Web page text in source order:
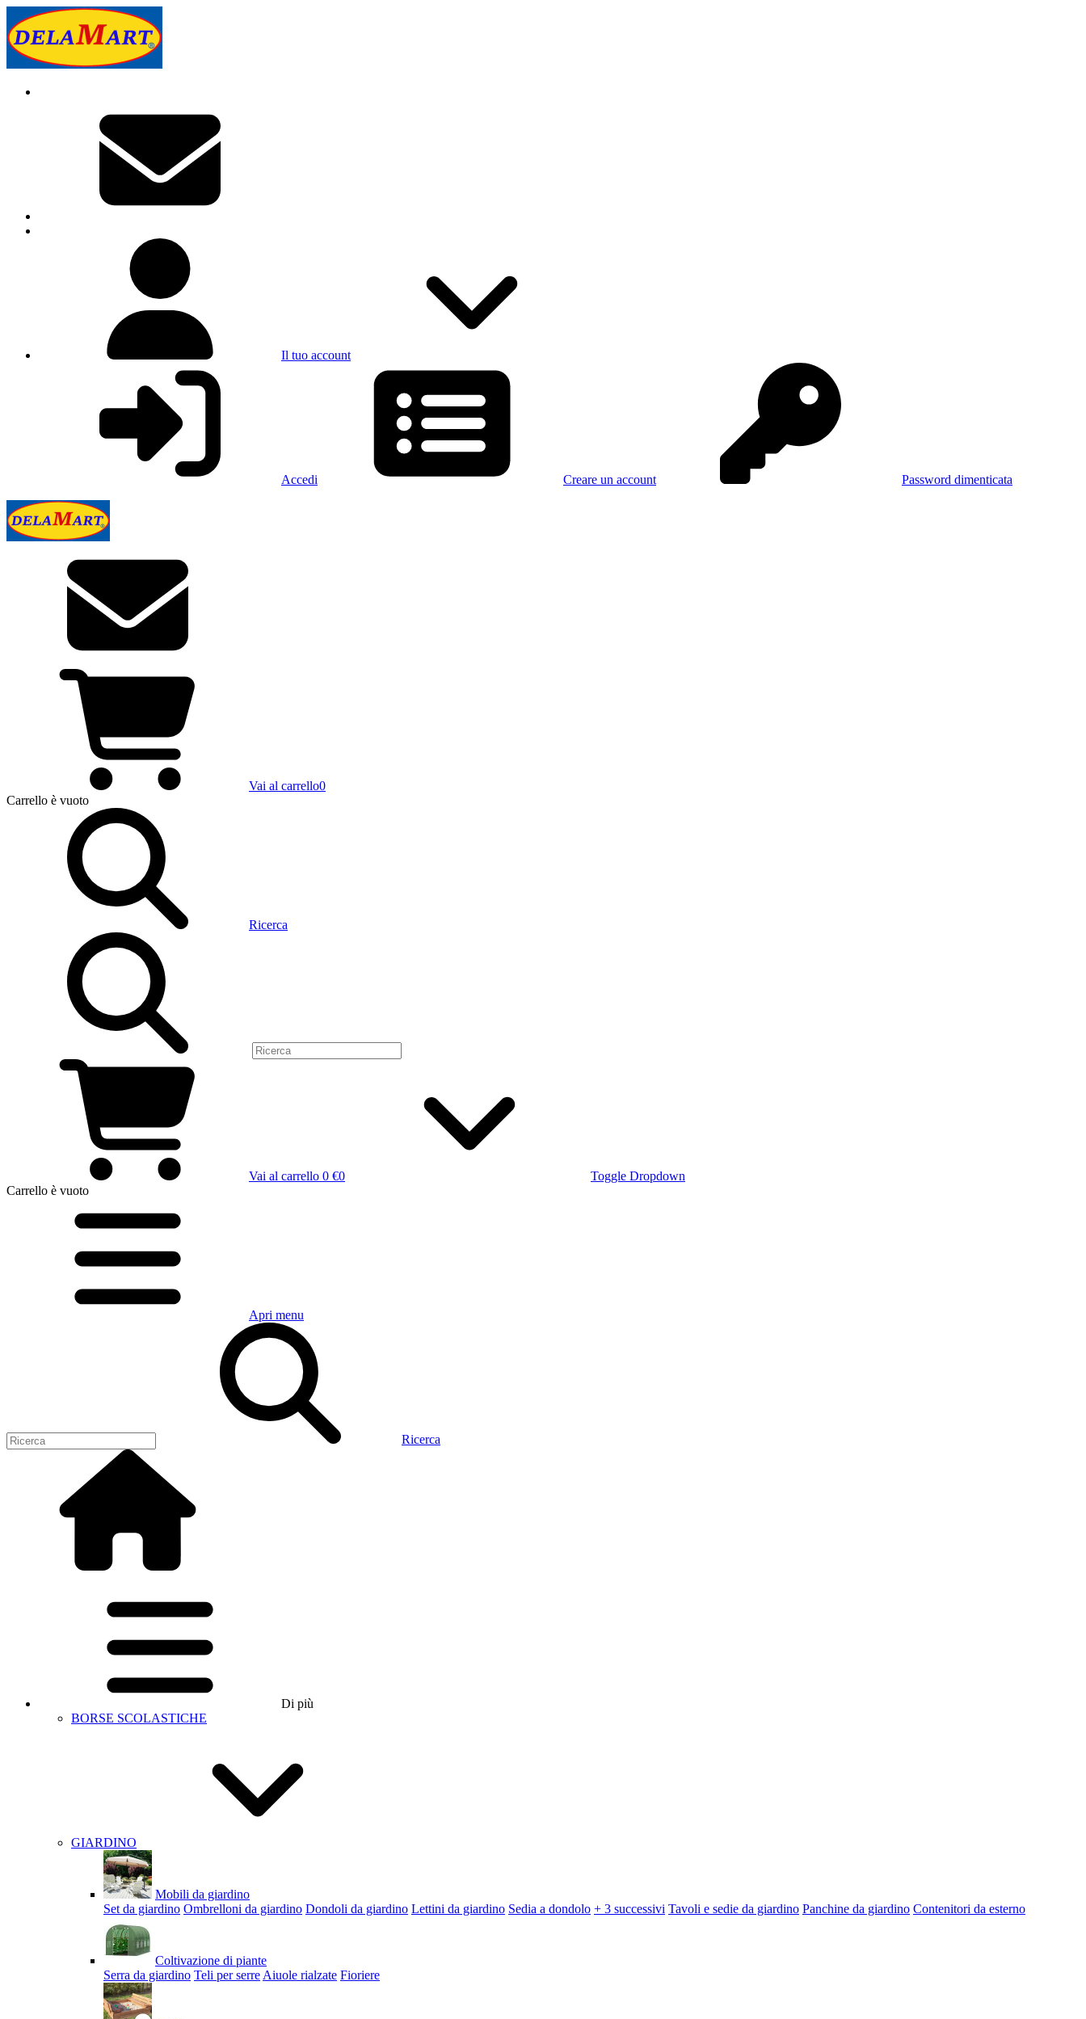
Il tuo account
Accedi Creare un account Password dimenticata
Vai al carrello0
Carrello è vuoto
Ricerca
Vai al carrello 0 €0
Toggle Dropdown
Carrello è vuoto
Apri menu
Ricerca
Di più
BORSE SCOLASTICHE
GIARDINO
Mobili da giardino
Set da giardino Ombrelloni da giardino Dondoli da giardino Lettini da giardino Sedia a dondolo + 3 successivi Tavoli e sedie da giardino Panchine da giardino Contenitori da esterno
Coltivazione di piante
Serra da giardino Teli per serre Aiuole rialzate Fioriere